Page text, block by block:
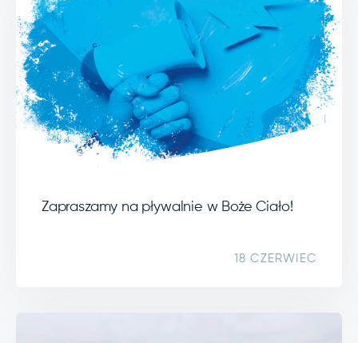
Zapraszamy na pływalnie w Boże Ciało!
18 CZERWIEC